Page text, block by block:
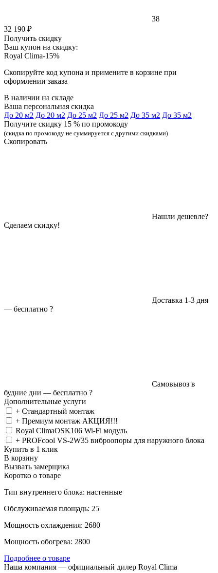
38
32 190 ₽
Получить скидку
Ваш купон на скидку:
Royal Clima-15%
Скопируйте код купона и примените в корзине при
оформлении заказа
В наличии на складе
Ваша персональная скидка
До 20 м2 До 20 м2 До 25 м2 До 25 м2 До 35 м2 До 35 м2
Получите скидку 15 % по промокоду
(скидка по промокоду не суммируется с другими скидками)
Скопировать
Нашли дешевле?
Сделаем скидку!
Доставка 1-3 дня
— бесплатно ?
Самовывоз в
будние дни — бесплатно ?
Дополнительные услуги
+ Стандартный монтаж
+ Премиум монтаж АКЦИЯ!!!
Royal ClimaOSK106 Wi-Fi модуль
+ PROFcool VS-2W35 виброопоры для наружного блока
Купить в 1 клик
В корзину
Вызвать замерщика
Коротко о товаре
Тип внутреннего блока: настенные
Обслуживаемая площадь: 25
Мощность охлаждения: 2680
Мощность обогрева: 2800
Подробнее о товаре
Наша компания — официальный дилер Royal Clima